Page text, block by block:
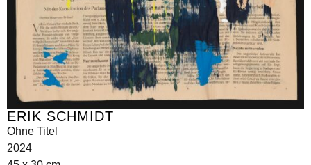
ERIK SCHMIDT
Ohne Titel
2024